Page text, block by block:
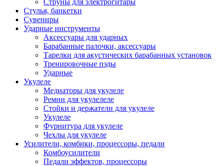
Струны для электрогитары
Стулья, банкетки
Сувениры
Ударные инструменты
Аксессуары для ударных
Барабанные палочки, аксессуары
Тарелки для акустических барабанных установок
Тренировочные пэды
Ударные
Укулеле
Медиаторы для укулеле
Ремни для укулелеле
Стойки и держатели для укулеле
Укулеле
Фурнитура для укулеле
Чехлы для укулеле
Усилители, комбики, процессоры, педали
Комбоусилители
Педали эффектов, процессоры